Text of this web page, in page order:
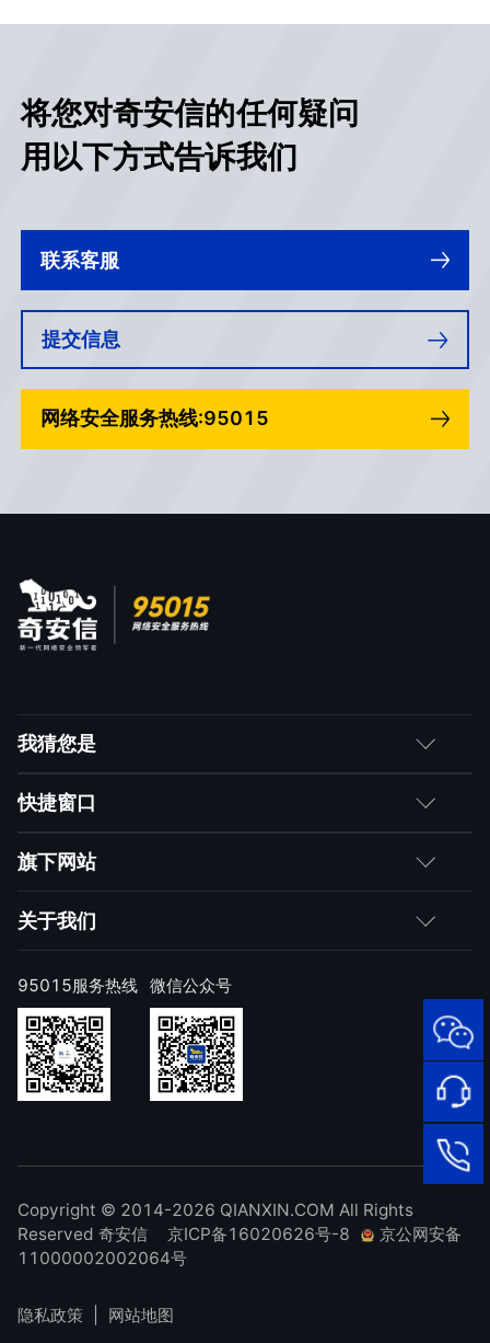
95015
网络安
全服务
热线
在线客
将您对奇安信的任何疑问
用以下方式告诉我们
联系客服
提交信息
网络安全服务热线:95015
我猜您是
客户
合作伙伴
求职者
快捷窗口
如何购买
产品注册与激活
样本上报
奇安信天守安全软件
顽固病毒专杀工具
旗下网站
网神
技术研究院
威胁情报中心
补天漏洞响应平台
关于我们
公司简介
公司新闻
发展历程
进出口合规声明
95015服务热线 微信公众号
Copyright © 2014-2026 QIANXIN.COM All Rights
Reserved 奇安信
京ICP备16020626号-8
京公网安备
11000002002064号
隐私政策 网站地图